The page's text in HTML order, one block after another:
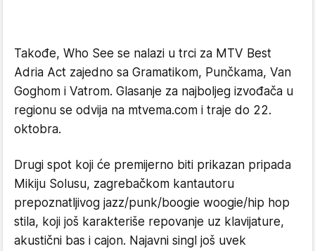
Takođe, Who See se nalazi u trci za MTV Best
Adria Act zajedno sa Gramatikom, Punčkama, Van
Goghom i Vatrom. Glasanje za najboljeg izvođača u
regionu se odvija na mtvema.com i traje do 22.
oktobra.
Drugi spot koji će premijerno biti prikazan pripada
Mikiju Solusu, zagrebačkom kantautoru
prepoznatljivog jazz/punk/boogie woogie/hip hop
stila, koji još karakteriše repovanje uz klavijature,
akustični bas i cajon. Najavni singl još uvek